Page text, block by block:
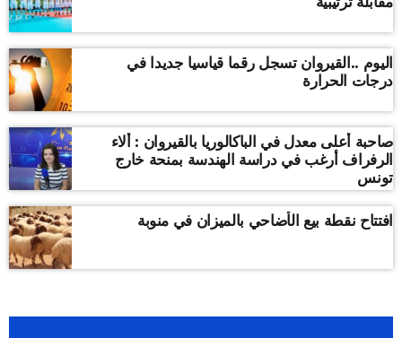
اليوم ..القيروان تسجل رقما قياسيا جديدا في
درجات الحرارة
صاحبة أعلى معدل في الباكالوريا بالقيروان : ألاء
الرفراف أرغب في دراسة الهندسة بمنحة خارج
تونس
افتتاح نقطة بيع الأضاحي بالميزان في منوبة